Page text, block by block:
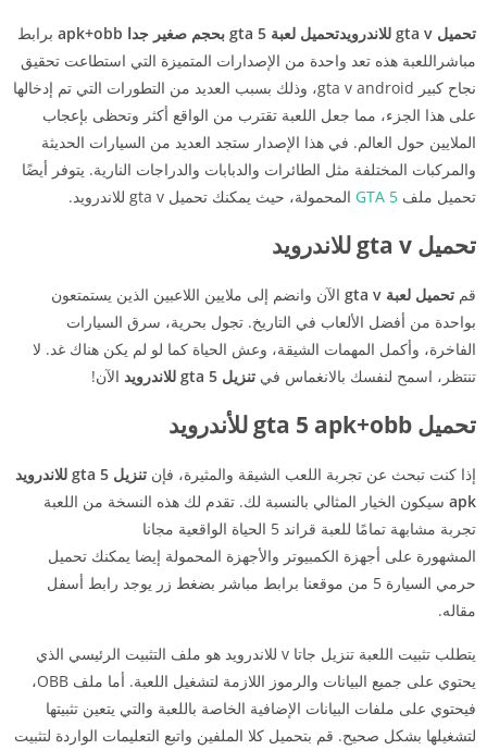
تحميل gta v للاندرويدتحميل لعبة gta 5 بحجم صغير جدا apk+obb
برابط
مباشراللعبة هذه تعد واحدة من الإصدارات المتميزة التي استطاعت تحقيق
نجاح كبير gta v android، وذلك بسبب العديد من التطورات التي تم إدخالها
على هذا الجزء، مما جعل اللعبة تقترب من الواقع أكثر وتحظى بإعجاب
الملايين حول العالم. في هذا الإصدار ستجد العديد من السيارات الحديثة
والمركبات المختلفة مثل الطائرات والدبابات والدراجات النارية. يتوفر أيضًا
تحميل ملف GTA 5 المحمولة، حيث يمكنك تحميل gta v للاندرويد.
تحميل gta v للاندرويد
قم تحميل لعبة gta v
الآن وانضم إلى ملايين اللاعبين الذين يستمتعون
بواحدة من أفضل الألعاب في التاريخ. تجول بحرية، سرق السيارات
الفاخرة، وأكمل المهمات الشيقة، وعش الحياة كما لو لم يكن هناك غد. لا
تنتظر، اسمح لنفسك بالانغماس في تنزيل gta 5 للاندرويد الآن!
تحميل gta 5 apk+obb للأندرويد
إذا كنت تبحث عن تجربة اللعب الشيقة والمثيرة، فإن
تنزيل gta 5 للاندرويد
apk سيكون الخيار المثالي بالنسبة لك. تقدم لك هذه النسخة من اللعبة
تجربة مشابهة تمامًا للعبة قراند 5 الحياة الواقعية مجانا
المشهورة على أجهزة الكمبيوتر والأجهزة المحمولة إيضا يمكنك تحميل
حرمي السيارة 5 من موقعنا برابط مباشر بضغط زر يوجد رابط أسفل
مقاله.
يتطلب تثبيت اللعبة تنزيل جاتا v للاندرويد هو ملف التثبيت الرئيسي الذي
يحتوي على جميع البيانات والرموز اللازمة لتشغيل اللعبة. أما ملف OBB،
فيحتوي على ملفات البيانات الإضافية الخاصة باللعبة والتي يتعين تثبيتها
لتشغيلها بشكل صحيح. قم بتحميل كلا الملفين واتبع التعليمات الواردة لتثبيت